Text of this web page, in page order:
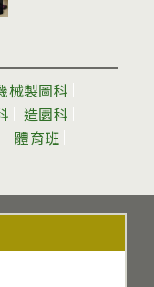
械製圖科
造園科
體育班